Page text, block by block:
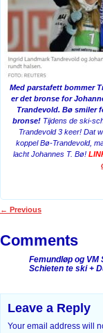
Med parstafett bommer
er det bronse for
Trandevold. Bø smiler
bronse! Tijdens de ski-
Trandevold 3 keer! Dat
koppel Bø-Trandevold,
lacht Johannes T. Bø!
← Previous
Comments
Femundløp og VM
Schieten te ski +
Leave a Reply
Your email address will